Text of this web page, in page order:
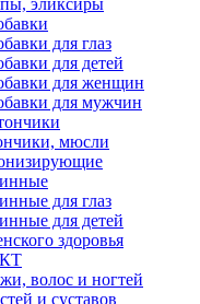
эликсиры
для глаз
для детей
для женщин
для мужчин
мюсли
для глаз
для детей
здоровья
волос и ногтей
и суставов